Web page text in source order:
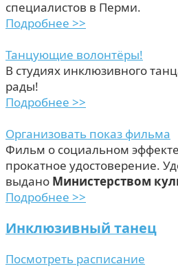
специалистов в Перми.
Подробнее >>
Танцующие волонтёры!
В студиях инклюзивного
рады!
Подробнее >>
Организовать показ фильма
Фильм о социальном
прокатное удостоверение.
выдано Министерством
Подробнее >>
Инклюзивный танец
Посмотреть расписание